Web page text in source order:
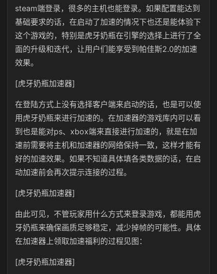
steam端登录，很多的主机也能登录。如果配置能达到
基础要求的话，在启动了加速的情况下也还是能体验下
这个游戏的，特别是虎牙奶瓶在引擎的选择上进行了全
面的升级和迭代，让用户们能享受到帕佳斯2.0的加速
效果。
[虎牙奶瓶加速器]
在登陆方式上没有选择客户端来启动的话，也是可以使
用虎牙奶瓶来进行加速的。在加速器的游戏库内可以看
到也是能对ps、xbox端来直接进行加速的，就是在加
速前需要将主机和加速器的网络保持一致，这样才能有
好的加速效果。如果不知道具体填各类数据的话，在启
动加速前会再次提示连接的过程。
[虎牙奶瓶加速器]
由此可见，不管玩家用什么方式来登录游戏，都能用虎
牙奶瓶来确保画质足够稳定，减少掉帧的可能性。具体
在加速器上领取加速福利的过程见图：
[虎牙奶瓶加速器]